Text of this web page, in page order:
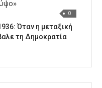
0
Όταν η μεταξική
τη Δημοκρατία